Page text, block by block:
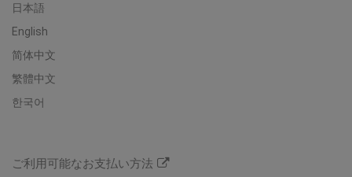
日本語
English
简体中文
繁體中文
한국어
ご利用可能なお支払い方法